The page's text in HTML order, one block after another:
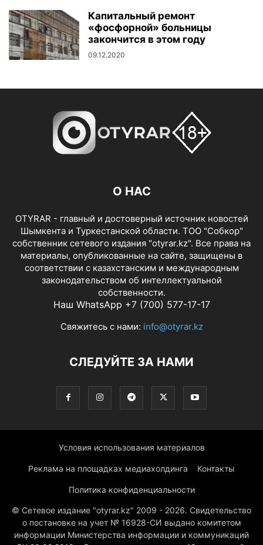
Капитальный ремонт
«фосфорной» больницы
закончится в этом году
09.12.2020
О НАС
OTYRAR - главный и достоверный источник новостей
Шымкента и Туркестанской области. ТОО "Собкор"
собственник сетевого издания "otyrar.kz". Все права на
материалы, опубликованные на сайте, защищены в
соответствии с казахстанским и международным
законодательством об интеллектуальной
собственности.
Наш WhatsApp +7 (700) 577-17-17
Свяжитесь с нами: info@otyrar.kz
СЛЕДУЙТЕ ЗА НАМИ
Условия использования материалов
Реклама на площадках медиахолдинга Контакты
Политика конфиденциальности
© Сетевое издание "otyrar.kz" 2009 - 2026. Свидетельство
о постановке на учет № 16928-СИ выдано комитетом
информации Министерства информации и коммуникаций